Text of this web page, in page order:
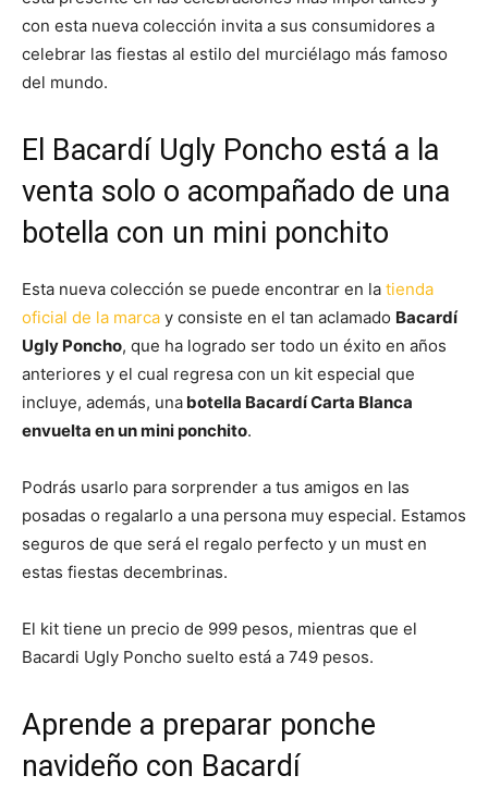
con esta nueva colección invita a sus consumidores a
celebrar las fiestas al estilo del murciélago más famoso
del mundo.
El Bacardí Ugly Poncho está a la
venta solo o acompañado de una
botella con un mini ponchito
Esta nueva colección se puede encontrar en la tienda
oficial de la marca y consiste en el tan aclamado Bacardí
Ugly Poncho, que ha logrado ser todo un éxito en años
anteriores y el cual regresa con un kit especial que
incluye, además, una botella Bacardí Carta Blanca
envuelta en un mini ponchito.
Podrás usarlo para sorprender a tus amigos en las
posadas o regalarlo a una persona muy especial. Estamos
seguros de que será el regalo perfecto y un must en
estas fiestas decembrinas.
El kit tiene un precio de 999 pesos, mientras que el
Bacardi Ugly Poncho suelto está a 749 pesos.
Aprende a preparar ponche
navideño con Bacardí